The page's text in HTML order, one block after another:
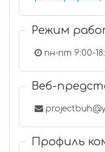
Режим
пн-пт 9:00-
Веб-
Профиль